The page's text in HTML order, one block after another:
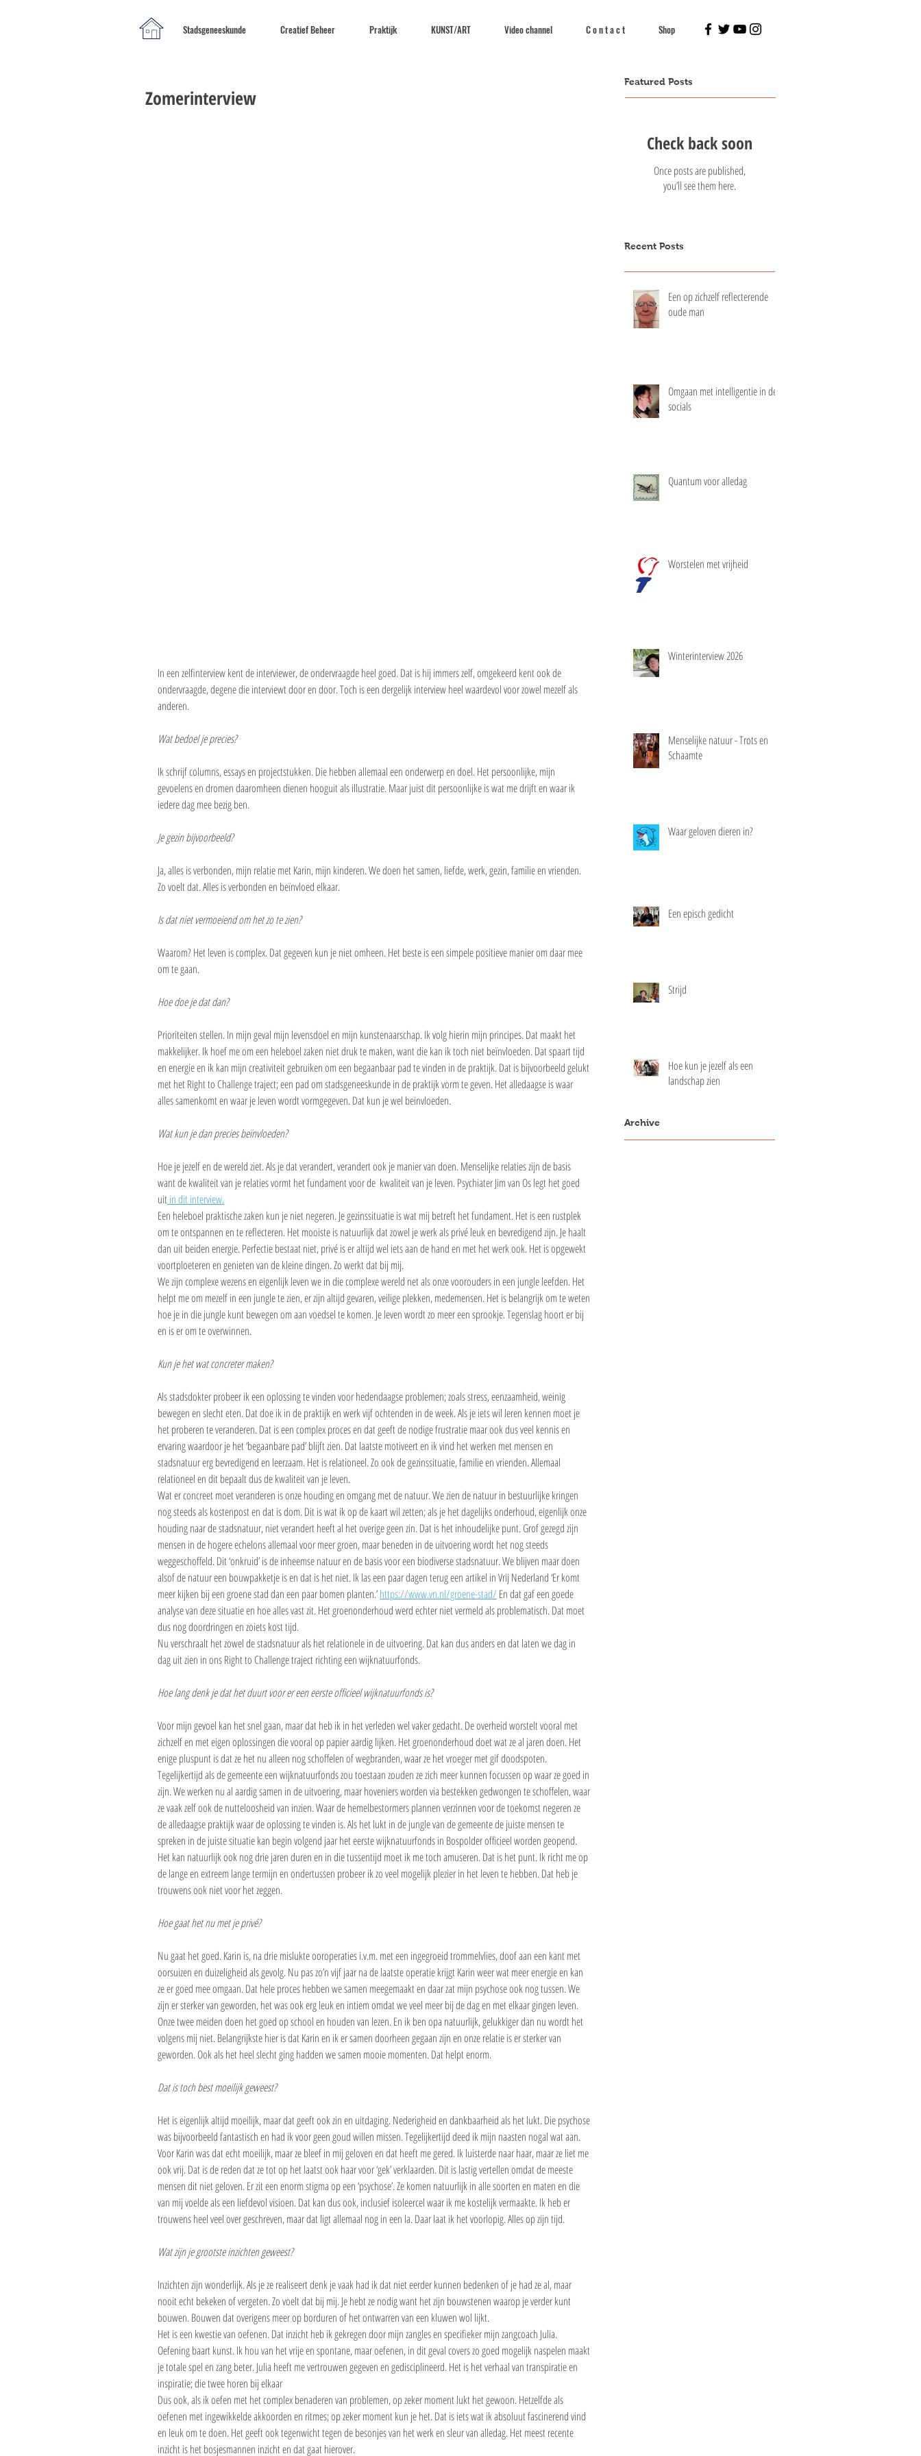
Stadsgeneeskunde Creatief Beheer Praktijk KUNST/ART Video channel C o n t a c t Shop
Zomerinterview
In een zelfinterview kent de interviewer, de ondervraagde heel goed. Dat is hij immers zelf, omgekeerd kent ook de
ondervraagde, degene die interviewt door en door. Toch is een dergelijk interview heel waardevol voor zowel mezelf als
anderen.
Wat bedoel je precies?
Ik schrijf columns, essays en projectstukken. Die hebben allemaal een onderwerp en doel. Het persoonlijke, mijn
gevoelens en dromen daaromheen dienen hooguit als illustratie. Maar juist dit persoonlijke is wat me drijft en waar ik
iedere dag mee bezig ben.
Je gezin bijvoorbeeld?
Ja, alles is verbonden, mijn relatie met Karin, mijn kinderen. We doen het samen, liefde, werk, gezin, familie en vrienden.
Zo voelt dat. Alles is verbonden en beïnvloed elkaar.
Is dat niet vermoeiend om het zo te zien?
Waarom? Het leven is complex. Dat gegeven kun je niet omheen. Het beste is een simpele positieve manier om daar mee
om te gaan.
Hoe doe je dat dan?
Prioriteiten stellen. In mijn geval mijn levensdoel en mijn kunstenaarschap. Ik volg hierin mijn principes. Dat maakt het
makkelijker. Ik hoef me om een heleboel zaken niet druk te maken, want die kan ik toch niet beïnvloeden. Dat spaart tijd
en energie en ik kan mijn creativiteit gebruiken om een begaanbaar pad te vinden in de praktijk. Dat is bijvoorbeeld gelukt
met het Right to Challenge traject; een pad om stadsgeneeskunde in de praktijk vorm te geven. Het alledaagse is waar
alles samenkomt en waar je leven wordt vormgegeven. Dat kun je wel beïnvloeden.
Wat kun je dan precies beïnvloeden?
Hoe je jezelf en de wereld ziet. Als je dat verandert, verandert ook je manier van doen. Menselijke relaties zijn de basis
want de kwaliteit van je relaties vormt het fundament voor de  kwaliteit van je leven. Psychiater Jim van Os legt het goed
uit in dit interview.
Een heleboel praktische zaken kun je niet negeren. Je gezinssituatie is wat mij betreft het fundament. Het is een rustplek
om te ontspannen en te reflecteren. Het mooiste is natuurlijk dat zowel je werk als privé leuk en bevredigend zijn. Je haalt
dan uit beiden energie. Perfectie bestaat niet, privé is er altijd wel iets aan de hand en met het werk ook. Het is opgewekt
voortploeteren en genieten van de kleine dingen. Zo werkt dat bij mij.
We zijn complexe wezens en eigenlijk leven we in die complexe wereld net als onze voorouders in een jungle leefden. Het
helpt me om mezelf in een jungle te zien, er zijn altijd gevaren, veilige plekken, medemensen. Het is belangrijk om te weten
hoe je in die jungle kunt bewegen om aan voedsel te komen. Je leven wordt zo meer een sprookje. Tegenslag hoort er bij
en is er om te overwinnen.
Kun je het wat concreter maken?
Als stadsdokter probeer ik een oplossing te vinden voor hedendaagse problemen; zoals stress, eenzaamheid, weinig
bewegen en slecht eten. Dat doe ik in de praktijk en werk vijf ochtenden in de week. Als je iets wil leren kennen moet je
het proberen te veranderen. Dat is een complex proces en dat geeft de nodige frustratie maar ook dus veel kennis en
ervaring waardoor je het ‘begaanbare pad’ blijft zien. Dat laatste motiveert en ik vind het werken met mensen en
stadsnatuur erg bevredigend en leerzaam. Het is relationeel. Zo ook de gezinssituatie, familie en vrienden. Allemaal
relationeel en dit bepaalt dus de kwaliteit van je leven.
Wat er concreet moet veranderen is onze houding en omgang met de natuur. We zien de natuur in bestuurlijke kringen
nog steeds als kostenpost en dat is dom. Dit is wat ik op de kaart wil zetten; als je het dagelijks onderhoud, eigenlijk onze
houding naar de stadsnatuur, niet verandert heeft al het overige geen zin. Dat is het inhoudelijke punt. Grof gezegd zijn
mensen in de hogere echelons allemaal voor meer groen, maar beneden in de uitvoering wordt het nog steeds
weggeschoffeld. Dit ‘onkruid’ is de inheemse natuur en de basis voor een biodiverse stadsnatuur. We blijven maar doen
alsof de natuur een bouwpakketje is en dat is het niet. Ik las een paar dagen terug een artikel in Vrij Nederland ‘Er komt
meer kijken bij een groene stad dan een paar bomen planten.’ https://www.vn.nl/groene-stad/ En dat gaf een goede
analyse van deze situatie en hoe alles vast zit. Het groenonderhoud werd echter niet vermeld als problematisch. Dat moet
dus nog doordringen en zoiets kost tijd.
Nu verschraalt het zowel de stadsnatuur als het relationele in de uitvoering. Dat kan dus anders en dat laten we dag in
dag uit zien in ons Right to Challenge traject richting een wijknatuurfonds.
Hoe lang denk je dat het duurt voor er een eerste officieel wijknatuurfonds is?
Voor mijn gevoel kan het snel gaan, maar dat heb ik in het verleden wel vaker gedacht. De overheid worstelt vooral met
zichzelf en met eigen oplossingen die vooral op papier aardig lijken. Het groenonderhoud doet wat ze al jaren doen. Het
enige pluspunt is dat ze het nu alleen nog schoffelen of wegbranden, waar ze het vroeger met gif doodspoten.
Tegelijkertijd als de gemeente een wijknatuurfonds zou toestaan zouden ze zich meer kunnen focussen op waar ze goed in
zijn. We werken nu al aardig samen in de uitvoering, maar hoveniers worden via bestekken gedwongen te schoffelen, waar
ze vaak zelf ook de nutteloosheid van inzien. Waar de hemelbestormers plannen verzinnen voor de toekomst negeren ze
de alledaagse praktijk waar de oplossing te vinden is. Als het lukt in de jungle van de gemeente de juiste mensen te
spreken in de juiste situatie kan begin volgend jaar het eerste wijknatuurfonds in Bospolder officieel worden geopend.
Het kan natuurlijk ook nog drie jaren duren en in die tussentijd moet ik me toch amuseren. Dat is het punt. Ik richt me op
de lange en extreem lange termijn en ondertussen probeer ik zo veel mogelijk plezier in het leven te hebben. Dat heb je
trouwens ook niet voor het zeggen.
Hoe gaat het nu met je privé?
Nu gaat het goed. Karin is, na drie mislukte ooroperaties i.v.m. met een ingegroeid trommelvlies, doof aan een kant met
oorsuizen en duizeligheid als gevolg. Nu pas zo’n vijf jaar na de laatste operatie krijgt Karin weer wat meer energie en kan
ze er goed mee omgaan. Dat hele proces hebben we samen meegemaakt en daar zat mijn psychose ook nog tussen. We
zijn er sterker van geworden, het was ook erg leuk en intiem omdat we veel meer bij de dag en met elkaar gingen leven.
Onze twee meiden doen het goed op school en houden van lezen. En ik ben opa natuurlijk, gelukkiger dan nu wordt het
volgens mij niet. Belangrijkste hier is dat Karin en ik er samen doorheen gegaan zijn en onze relatie is er sterker van
geworden. Ook als het heel slecht ging hadden we samen mooie momenten. Dat helpt enorm.
Dat is toch best moeilijk geweest?
Het is eigenlijk altijd moeilijk, maar dat geeft ook zin en uitdaging. Nederigheid en dankbaarheid als het lukt. Die psychose
was bijvoorbeeld fantastisch en had ik voor geen goud willen missen. Tegelijkertijd deed ik mijn naasten nogal wat aan.
Voor Karin was dat echt moeilijk, maar ze bleef in mij geloven en dat heeft me gered. Ik luisterde naar haar, maar ze liet me
ook vrij. Dat is de reden dat ze tot op het laatst ook haar voor ‘gek’ verklaarden. Dit is lastig vertellen omdat de meeste
mensen dit niet geloven. Er zit een enorm stigma op een ‘psychose’. Ze komen natuurlijk in alle soorten en maten en die
van mij voelde als een liefdevol visioen. Dat kan dus ook, inclusief isoleercel waar ik me kostelijk vermaakte. Ik heb er
trouwens heel veel over geschreven, maar dat ligt allemaal nog in een la. Daar laat ik het voorlopig. Alles op zijn tijd.
Wat zijn je grootste inzichten geweest?
Inzichten zijn wonderlijk. Als je ze realiseert denk je vaak had ik dat niet eerder kunnen bedenken of je had ze al, maar
nooit echt bekeken of vergeten. Zo voelt dat bij mij. Je hebt ze nodig want het zijn bouwstenen waarop je verder kunt
bouwen. Bouwen dat overigens meer op borduren of het ontwarren van een kluwen wol lijkt.
Het is een kwestie van oefenen. Dat inzicht heb ik gekregen door mijn zangles en specifieker mijn zangcoach Julia.
Oefening baart kunst. Ik hou van het vrije en spontane, maar oefenen, in dit geval covers zo goed mogelijk naspelen maakt
je totale spel en zang beter. Julia heeft me vertrouwen gegeven en gedisciplineerd. Het is het verhaal van transpiratie en
inspiratie; die twee horen bij elkaar
Dus ook, als ik oefen met het complex benaderen van problemen, op zeker moment lukt het gewoon. Hetzelfde als
oefenen met ingewikkelde akkoorden en ritmes; op zeker moment kun je het. Dat is iets wat ik absoluut fascinerend vind
en leuk om te doen. Het geeft ook tegenwicht tegen de besonjes van het werk en sleur van alledag. Het meest recente
inzicht is het bosjesmannen inzicht en dat gaat hierover.
Featured Posts
Check back soon
Once posts are published,
you’ll see them here.
Recent Posts
Een op zichzelf reflecterende
oude man
Omgaan met intelligentie in de
socials
Quantum voor alledag
Worstelen met vrijheid
Winterinterview 2026
Menselijke natuur - Trots en
Schaamte
Waar geloven dieren in?
Een episch gedicht
Strijd
Hoe kun je jezelf als een
landschap zien
Archive